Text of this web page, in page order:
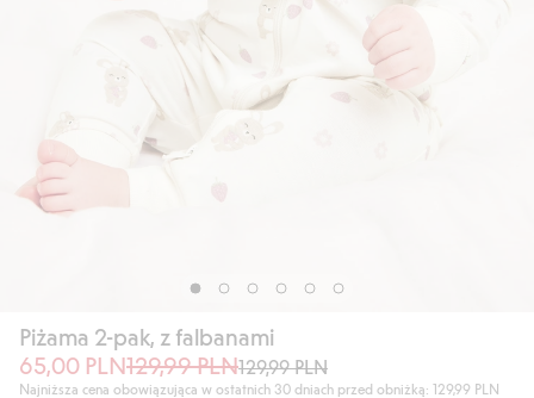
Piżama 2-pak, z falbanami
65,00 PLN129,99 PLN129,99 PLN
Najniższa cena obowiązująca w ostatnich 30 dniach przed obniżką: 129,99 PLN